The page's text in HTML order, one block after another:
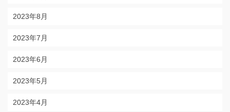
2023年8月
2023年7月
2023年6月
2023年5月
2023年4月